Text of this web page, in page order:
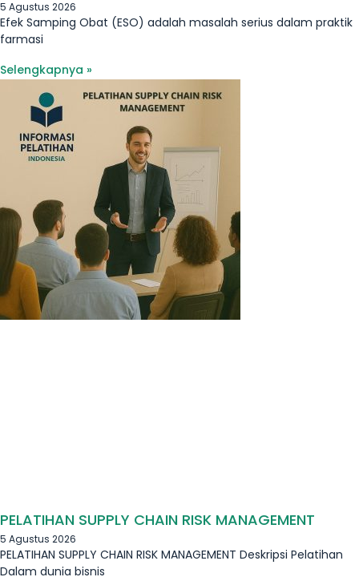
5 Agustus 2026
Efek Samping Obat (ESO) adalah masalah serius dalam praktik
farmasi
Selengkapnya »
PELATIHAN SUPPLY CHAIN RISK MANAGEMENT
5 Agustus 2026
PELATIHAN SUPPLY CHAIN RISK MANAGEMENT Deskripsi Pelatihan
Dalam dunia bisnis